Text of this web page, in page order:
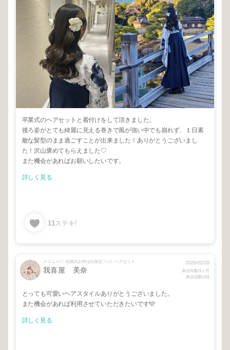
卒業式のヘアセットと着付けをして頂きました。
後ろ姿がとても綺麗に見える巻きで風が強い中でも崩れず、１日素
敵な髪型のまま過ごすことが出来ました！ありがとうございまし
た！沢山褒めてもらえました♡
また機会があればお願いしたいです。
詳しく見る
11ステキ!
メニュー/ 〖結婚式お呼ばれ限定𓅯𓈒𓏸〗ヘアセット
我喜屋 美奈
2026/02/28
来店年数/1ヶ月
来店回数/1回
とっても可愛いヘアスタイルありがとうございました。
また機会があれば利用させていただきたいです🩵
詳しく見る